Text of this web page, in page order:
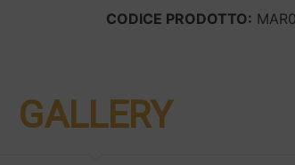
CODICE PRODOTTO:
GALLERY